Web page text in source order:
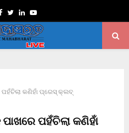
Facebook
TwitterLinkedinYoutube
କଣିହାଁ ପ୍ରେସ୍ କ୍ଲବ୍
ପହଁଚିଲା କଣିହାଁ